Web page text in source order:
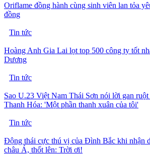
Oriflame đồng hành cùng sinh viên lan tỏa
đồng
Tin tức
Hoàng Anh Gia Lai lọt top 500 công ty tốt
Dương
Tin tức
Sao U.23 Việt Nam Thái Sơn nói lời gan
Thanh Hóa: 'Một phần thanh xuân của tôi'
Tin tức
Động thái cực thú vị của Đình Bắc khi nhận
châu Á, thốt lên: Trời ơi!